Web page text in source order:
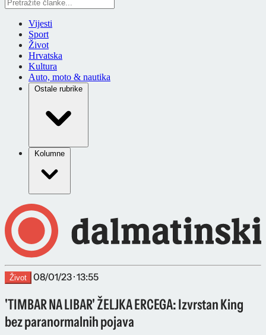
Vijesti
Sport
Život
Hrvatska
Kultura
Auto, moto & nautika
Ostale rubrike
Kolumne
Život 08/01/23 · 13:55
'TIMBAR NA LIBAR' ŽELJKA ERCEGA: Izvrstan King
bez paranormalnih pojava